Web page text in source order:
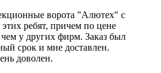
ворота "Алютех" с
ребят, причем по цене
у других фирм. Заказ был
срок и мне доставлен.
доволен.